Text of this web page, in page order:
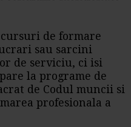
de formare
sau sarcini
de serviciu, ci isi
la programe de
de Codul muncii si
profesionala a